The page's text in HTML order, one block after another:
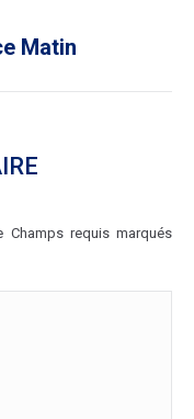
Matin
Champs requis marqués